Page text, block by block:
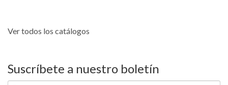
Ver todos los catálogos
Suscríbete a nuestro boletín